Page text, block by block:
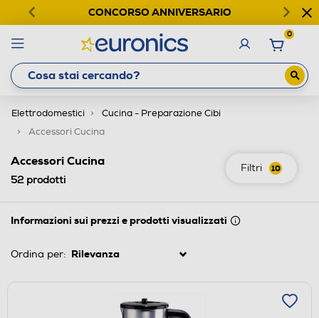
CONCORSO ANNIVERSARIO
0
Elettrodomestici
Cucina - Preparazione Cibi
Accessori Cucina
Filtri 10
Accessori Cucina
52prodotti
Informazioni sui prezzi e prodotti visualizzati
Ordina per: